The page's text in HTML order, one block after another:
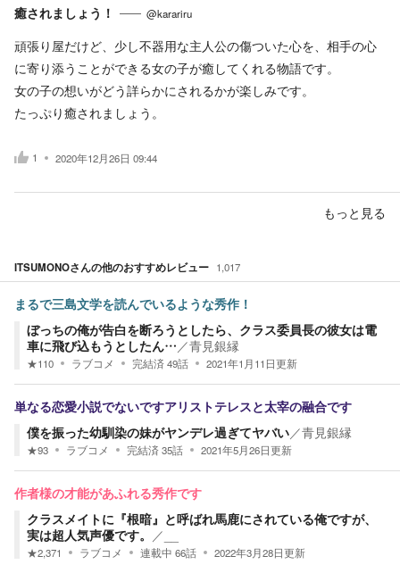
癒されましょう！
@karariru
頑張り屋だけど、少し不器用な主人公の傷ついた心を、相手の心
に寄り添うことができる女の子が癒してくれる物語です。
女の子の想いがどう詳らかにされるかが楽しみです。
たっぷり癒されましょう。
1 2020年12月26日 09:44
もっと見る
ITSUMONOさんの他のおすすめレビュー 1,017
まるで三島文学を読んでいるような秀作！
ぼっちの俺が告白を断ろうとしたら、クラス委員長の彼女は電
車に飛び込もうとしたん… ／青見銀縁
★110 ラブコメ 完結済49話 2021年1月11日更新
単なる恋愛小説でないですアリストテレスと太宰の融合です
僕を振った幼馴染の妹がヤンデレ過ぎてヤバい／青見銀縁
★93 ラブコメ 完結済35話 2021年5月26日更新
作者様の才能があふれる秀作です
クラスメイトに『根暗』と呼ばれ馬鹿にされている俺ですが、
実は超人気声優です。 ／
★2,371 ラブコメ 連載中 66話 2022年3月28日更新